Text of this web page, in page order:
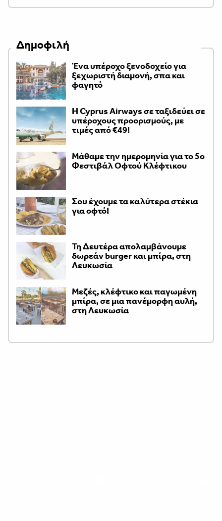
Δημοφιλή
Ένα υπέροχο ξενοδοχείο για
ξεχωριστή διαμονή, σπα και
φαγητό
H Cyprus Airways σε ταξιδεύει σε
υπέροχους προορισμούς, με
τιμές από €49!
Μάθαμε την ημερομηνία για το 5ο
Φεστιβάλ Οφτού Κλέφτικου
Σου έχουμε τα καλύτερα στέκια
για οφτό!
Τη Δευτέρα απολαμβάνουμε
δωρεάν burger και μπίρα, στη
Λευκωσία
Μεζές, κλέφτικο και παγωμένη
μπίρα, σε μια πανέμορφη αυλή,
στη Λευκωσία